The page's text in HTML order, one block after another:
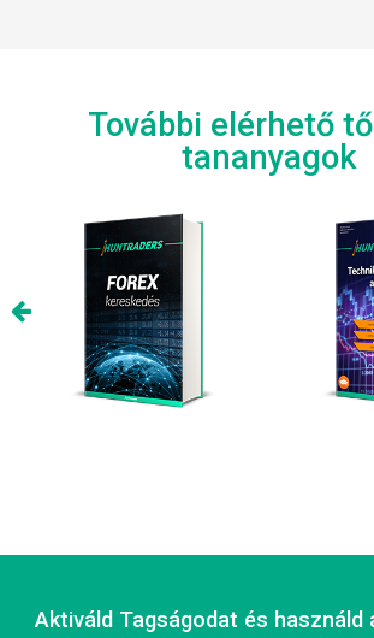
További elérhető
tananyagok
Aktiváld Tagságodat és használd